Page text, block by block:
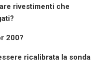
rivestimenti che
200?
ricalibrata la sonda